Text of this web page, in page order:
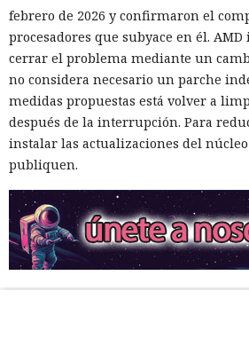
febrero de 2026 y confirmaron el
procesadores que subyace en él.
cerrar el problema mediante un
no considera necesario un parche
medidas propuestas está volver a
después de la interrupción. Para
instalar las actualizaciones del
publiquen.